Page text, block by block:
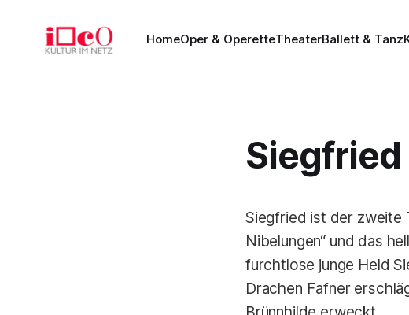
HomeOper & OperetteTheaterBallett & Tanz
Siegfried
Siegfried ist der zweite
Nibelungen“ und das
furchtlose junge Held
Drachen Fafner